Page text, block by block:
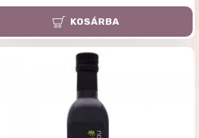
KOSÁRBA